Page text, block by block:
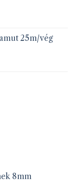
25m/vég
8mm